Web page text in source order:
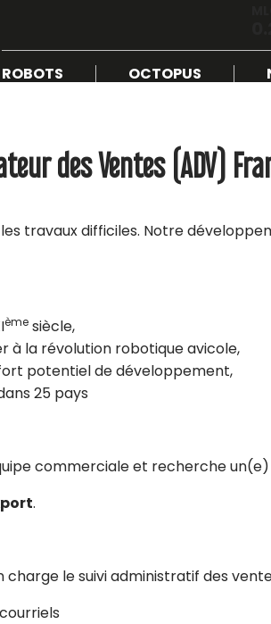
ROBOTS OCTOPUS
des Ventes (ADV)
travaux difficiles. Notre
ème siècle,
à la révolution robotique avicole,
potentiel de développement,
25 pays
commerciale et recherche un(e)
.
le suivi administratif des